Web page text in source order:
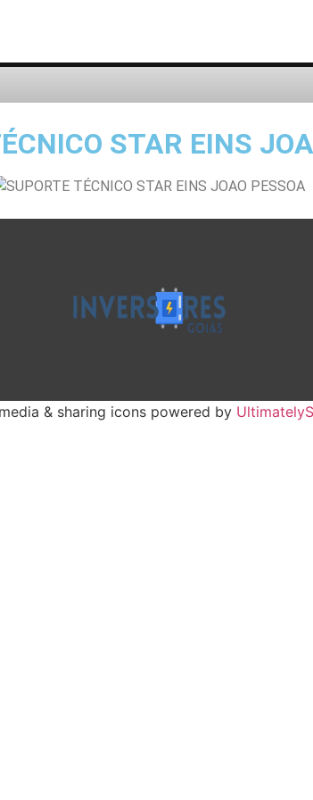
STAR EINS
& sharing icons powered by